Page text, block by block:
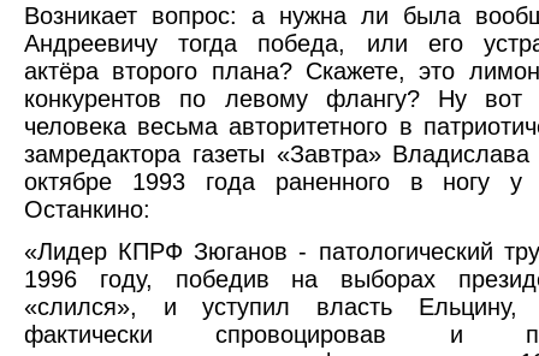
Возникает вопрос: а нужна ли была
Андреевичу тогда победа, или его
актёра второго плана? Скажете, это
конкурентов по левому флангу? Ну
человека весьма авторитетного в
замредактора газеты «Завтра»
октябре 1993 года раненного в ногу у
Останкино:
«Лидер КПРФ Зюганов - патологический
1996 году, победив на выборах
«слился», и уступил власть
фактически спровоцировав и